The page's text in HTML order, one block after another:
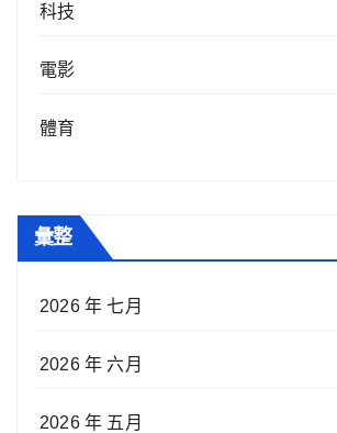
科技
電影
體育
彙整
2026 年 七月
2026 年 六月
2026 年 五月